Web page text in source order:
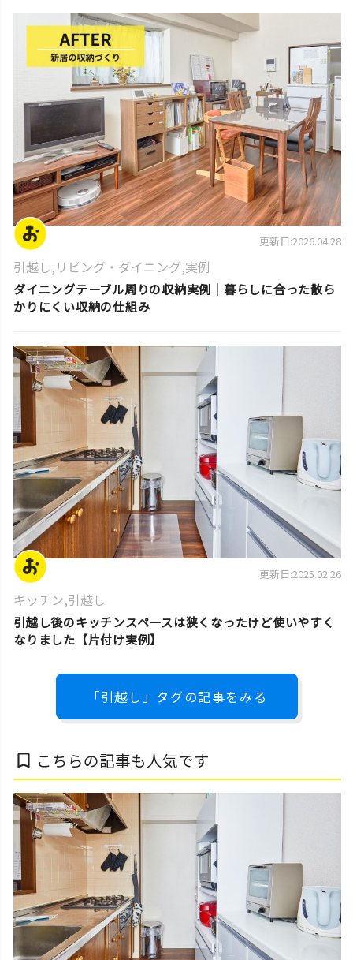
片付けのコツ・アイデア
更新日:2026.04.28
引越し,リビング・ダイニング,実例
ダイニングテーブル周りの収納実例｜暮らしに合った散ら
かりにくい収納の仕組み
片付け実例
更新日:2025.02.26
キッチン,引越し
引越し後のキッチンスペースは狭くなったけど使いやすく
なりました【片付け実例】
「引越し」タグの記事をみる
bookmark_border こちらの記事も人気です
片付け実例